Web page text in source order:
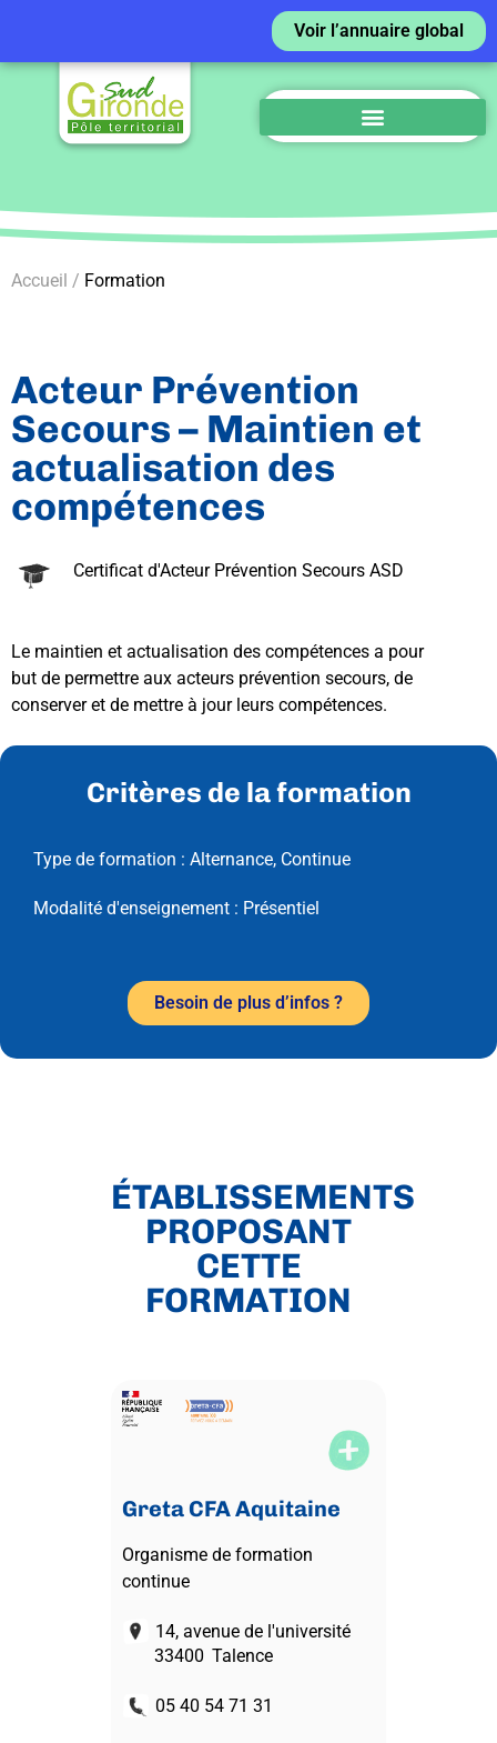
Voir l’annuaire global
Accueil / Formation
Acteur Prévention
Secours – Maintien et
actualisation des
compétences
Certificat d'Acteur Prévention Secours ASD
Le maintien et actualisation des compétences a pour
but de permettre aux acteurs prévention secours, de
conserver et de mettre à jour leurs compétences.
Critères de la formation
Type de formation : Alternance, Continue
Modalité d'enseignement : Présentiel
Besoin de plus d’infos ?
ÉTABLISSEMENTS
PROPOSANT
CETTE
FORMATION
Greta CFA Aquitaine
Organisme de formation
continue
14, avenue de l'université
33400 Talence
05 40 54 71 31